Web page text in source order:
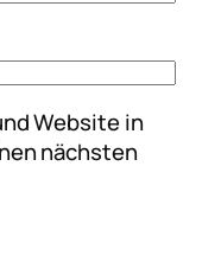
Website in
nächsten